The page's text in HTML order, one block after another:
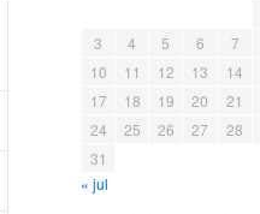
3
4 5 6 7
10
11 12 13 14
17
18 19 20 21
24
25 26 27 28
31
« jul